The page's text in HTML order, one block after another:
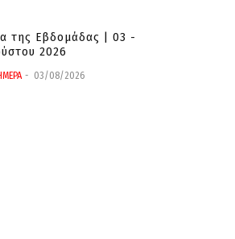
της Εβδομάδας | 03 -
2026
03/08/2026